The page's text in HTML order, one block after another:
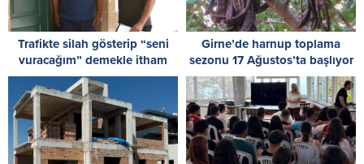
Trafikte silah gösterip “seni
vuracağım” demekle itham
edilen zanlı, tutuksuz
yargılanacak
Girne’de harnup toplama
sezonu 17 Ağustos’ta başlıyor